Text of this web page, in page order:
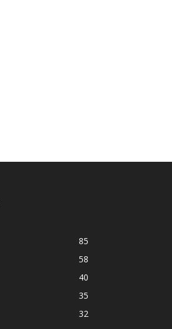
85
58
40
35
32